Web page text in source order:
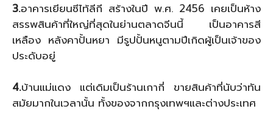
3.อาคารเยียนซีไท้ลีกี สร้างในปี พ.ศ. 2456 เคยเป็นห้าง
สรรพสินค้าที่ใหญ่ที่สุดในย่านตลาดจีนนี้ เป็นอาคารสี
เหลือง หลังคาปั้นหยา มีรูปปั้นหนูตามปีเกิดผู้เป็นเจ้าของ
ประดับอยู่
4.บ้านแม่แดง แต่เดิมเป็นร้านเกากี่ ขายสินค้าที่นับว่าทัน
สมัยมากในเวลานั้น ทั้งของจากกรุงเทพฯและต่างประเทศ